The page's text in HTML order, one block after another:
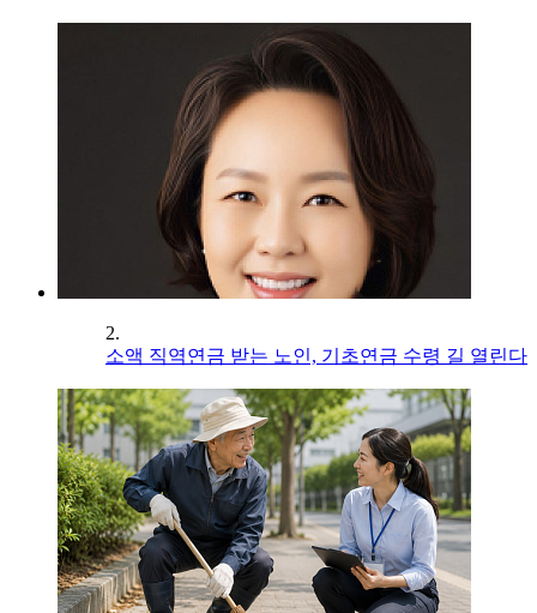
2.
소액 직역연금 받는 노인, 기초연금 수령 길 열린다